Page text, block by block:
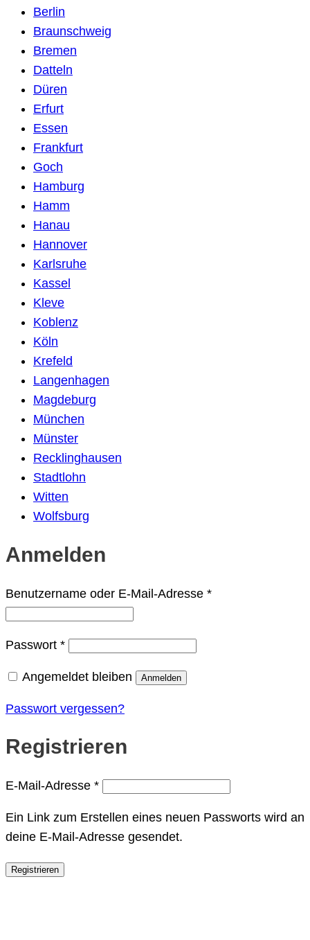
Berlin
Braunschweig
Bremen
Datteln
Düren
Erfurt
Essen
Frankfurt
Goch
Hamburg
Hamm
Hanau
Hannover
Karlsruhe
Kassel
Kleve
Koblenz
Köln
Krefeld
Langenhagen
Magdeburg
München
Münster
Recklinghausen
Stadtlohn
Witten
Wolfsburg
Anmelden
Benutzername oder E-Mail-Adresse *Erforderlich
Passwort *Erforderlich
Angemeldet bleiben Anmelden
Passwort vergessen?
Registrieren
E-Mail-Adresse *Erforderlich
Ein Link zum Erstellen eines neuen Passworts wird an
deine E-Mail-Adresse gesendet.
Registrieren